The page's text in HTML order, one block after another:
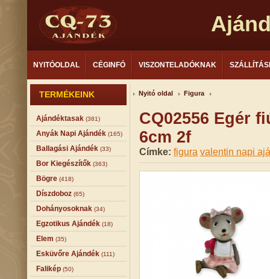
NYITÓOLDAL CÉGINFÓ VISZONTELADÓKNAK
TERMÉKEINK
Ajándéktasak (381)
Anyák Napi Ajándék (165)
Ballagási Ajándék (33)
Bor Kiegészítők (363)
Bögre (418)
Díszdoboz (65)
Dohányosoknak (34)
Egzotikus Ajándék (18)
Elem (35)
Esküvőre Ajándék (111)
Falikép (50)
Nyitó oldal Figura
CQ02556 Egér
6cm 2f
Címke: figura valentin napi